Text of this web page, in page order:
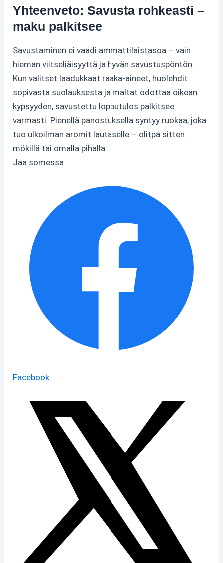
Yhteenveto: Savusta rohkeasti –
maku palkitsee
Savustaminen ei vaadi ammattilaistasoa – vain
hieman viitseliäisyyttä ja hyvän savustuspöntön.
Kun valitset laadukkaat raaka-aineet, huolehdit
sopivasta suolauksesta ja maltat odottaa oikean
kypsyyden, savustettu lopputulos palkitsee
varmasti. Pienellä panostuksella syntyy ruokaa, joka
tuo ulkoilman aromit lautaselle – olitpa sitten
mökillä tai omalla pihalla.
Jaa somessa
Facebook